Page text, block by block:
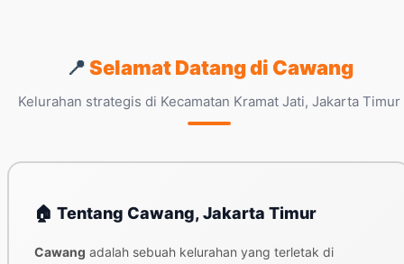
📍Selamat Datang di Cawang
Kelurahan strategis di Kecamatan Kramat Jati, Jakarta Timur
🏠 Tentang Cawang, Jakarta Timur
Cawang adalah sebuah kelurahan yang terletak di